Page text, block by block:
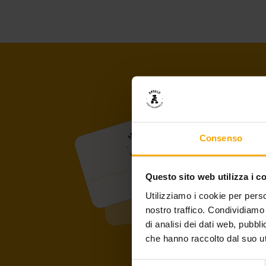
Consenso
Questo sito web utilizza i
Utilizziamo i cookie per
nostro traffico.
di analisi dei dati web,
che hanno raccolto dal suo